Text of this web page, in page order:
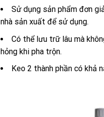
Sử dụng sản phẩm đơn
nhà sản xuất để sử dụng.
Có thể lưu trữ lâu mà
hỏng khi pha trộn.
Keo 2 thành phần có khả